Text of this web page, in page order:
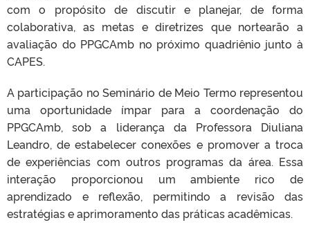
com o propósito de discutir e planejar, de forma
colaborativa, as metas e diretrizes que nortearão a
avaliação do PPGCAmb no próximo quadriênio junto à
CAPES.
A participação no Seminário de Meio Termo representou
uma oportunidade ímpar para a coordenação do
PPGCAmb, sob a liderança da Professora Diuliana
Leandro, de estabelecer conexões e promover a troca
de experiências com outros programas da área. Essa
interação proporcionou um ambiente rico de
aprendizado e reflexão, permitindo a revisão das
estratégias e aprimoramento das práticas acadêmicas.